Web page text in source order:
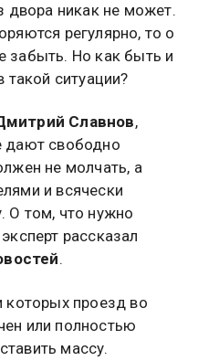
двора никак не может.
регулярно, то о
забыть. Но как быть и
такой ситуации?
Славнов,
дают свободно
не молчать, а
и всячески
О том, что нужно
рассказал
.
которых проезд во
или полностью
массу.